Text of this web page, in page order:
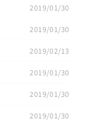
2019/01/30
2019/01/30
2019/02/13
2019/01/30
2019/01/30
2019/01/30